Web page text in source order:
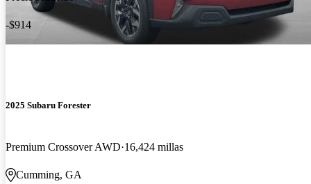
-$914
2025 Subaru Forester
Premium Crossover AWD 16,424 millas
Cumming, GA